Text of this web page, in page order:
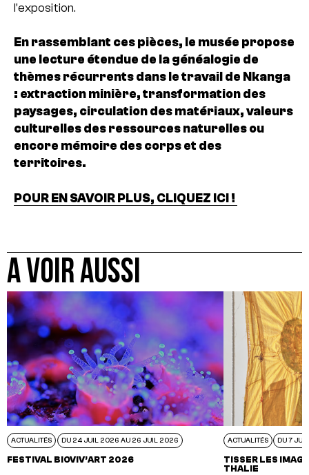
l’exposition.
En rassemblant ces pièces, le musée propose
une lecture étendue de la généalogie de
thèmes récurrents dans le travail de Nkanga
: extraction minière, transformation des
paysages, circulation des matériaux, valeurs
culturelles des ressources naturelles ou
encore mémoire des corps et des
territoires.
POUR EN SAVOIR PLUS, CLIQUEZ ICI !
A VOIR AUSSI
ACTUALITÉS DU 24 JUIL 2026 AU 26 JUIL 2026
FESTIVAL BIOVIV’ART 2026
ACTUALITÉS DU 7
TISSER LES
THALIE